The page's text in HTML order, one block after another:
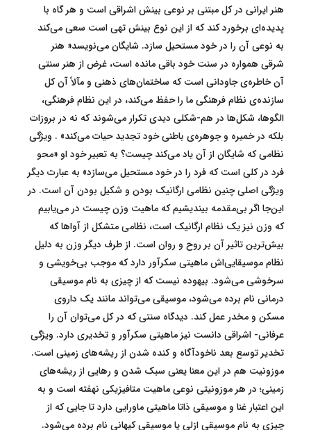
هنر ایرانی در کل مبتنی بر نوعی بینش اشراقی است و هر گاه با
پدیده‌ای برخورد کند که از این نوع بینش تهی است سعی می‌کند
به نوعی آن را در خود مستحیل سازد. شایگان می‌نویسد« هنر
شرقی همواره در سنت خود باقی مانده است، غرض از هنر سنتی
آن خاطره‌ی جاودانی است که ساختمان‌های ذهنی و مآلاً آن کل
سازنده‌‌ی نظام فرهنگی ما را حفظ می‌کند، در این نظام فرهنگی،
الگوها، شکل‌ها در هم-شکلی دیدی تکرار می‌شوند که نه در بروزات
بلکه در خمیره و جوهره‌ی باطنی خود تجدید حیات می‌کند» . ویژگی
نظامی که شایگان از آن یاد می‌کند چیست؟ به تعبیر خود او «محو
فرد در کلی است که فرد را در خود مستحیل می‌سازد» به عبارت دیگر
ویژگی اصلی چنین نظامی ارگانیک بودن و شکیل بودن آن است. در
این‌جا اگر بی‌مقدمه بیندیشیم که ماهیت وزن چیست در می‌یابیم
که وزن نیز یک نظام ارگانیک است، نظامی متشکل از آواها که
بیش‌ترین تاثیر آن بر روح و روان است. از طرف دیگر وزن به دلیل
نظام موسیقایی‌اش ماهیتی سکرآور دارد که موجب بی‌خویشی و
سرخوشی می‌شود. بیهوده نیست که از چیزی به نام موسیقی
درمانی نام برده می‌شود، موسیقی می‌تواند مانند یک داروی
مسکن و مخدر عمل کند. دیدگاه سنتی که در کل می‌توان آن را
عرفانی- اشراقی دانست نیز ماهیتی سکرآور و تخدیری دارد. ویژگی
تخدیر توسع بعد ناخودآگاه و کنده شدن از ریشه‌های زمینی است.
موزونیت هم در این معنا یعنی سبک شدن و رهایی از ریشه‌های
زمینی؛ در هر موزونیتی نوعی ماهیت متافیزیکی نهفته است و به
این اعتبار غنا و موسیقی ذاتا ماهیتی ماورایی دارد تا جایی که از
چیزی به نام موسیقی ازلی یا موسیقی کیهانی نام برده می‌شود.